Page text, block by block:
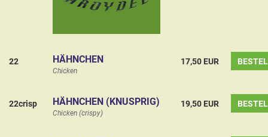
22 HÄHNCHEN
Chicken
17,50 EUR
22crisp HÄHNCHEN (KNUSPRIG)
Chicken (crispy)
19,50 EUR